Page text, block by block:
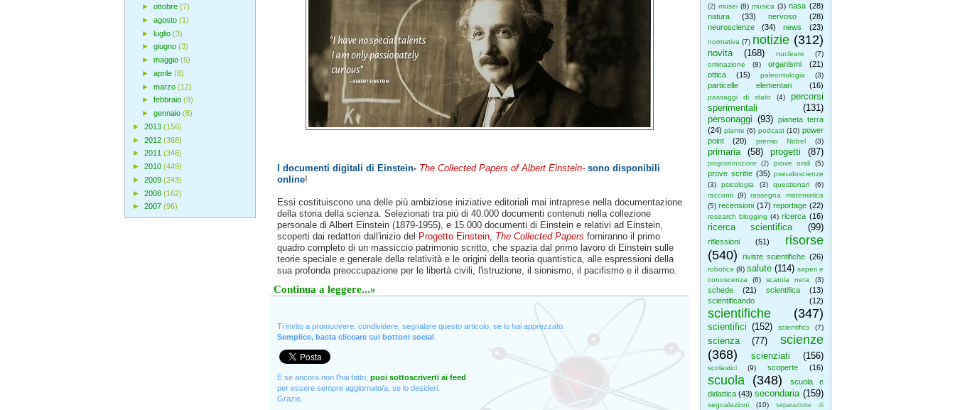
(2) musei (8) musica (3) nasa (28)
natura
(33) nervoso
(28)
neuroscienze
(34) news (23)
normativa (7) notizie (312)
novita (168) nucleare
(7)
ominazione
(8) organismi
(21)
ottica
(15) paleontologia (3)
particelle elementari (16)
passaggi di stato (4)
percorsi
sperimentali
(131)
personaggi (93)
pianeta terra
(24) piante (6) podcast (10) power
point
(20) premio Nobel (3)
primaria (58) progetti (87)
programmazione (2) prove orali (5)
prove scritte (35) pseudoscienze
(3)
psicologia (3) questionari
(6)
racconti (9) rassegna matematica
(5) recensioni (17) reportage (22)
research blogging (4) ricerca (16)
ricerca scientifica (99)
riflessioni (51)
risorse
(540)
riviste scientifiche (26)
robotica (8) salute (114) saperi e
conoscenza
(6) scatola nera (3)
schede (21) scientifica
(13)
scientificando
(12)
scientifiche (347)
scientifici (152) scientifico (7)
scienza (77)
scienze
(368)
scienziati (156)
scolastici (9) scoperte (16)
scuola (348)
scuola e
didattica (43) secondaria (159)
segnalazioni (10)
separazione di
I documenti digitali di Einstein- The Collected Papers of Albert Einstein- sono disponibili
online!
Essi costituiscono una delle più ambiziose iniziative editoriali mai intraprese nella documentazione
della storia della scienza. Selezionati tra più di 40.000 documenti contenuti nella collezione
personale di Albert Einstein (1879-1955), e 15.000 documenti di Einstein e relativi ad Einstein,
scoperti dai redattori dall'inizio del Progetto Einstein, The Collected Papers forniranno il primo
quadro completo di un massiccio patrimonio scritto, che spazia dal primo lavoro di Einstein sulle
teorie speciale e generale della relatività e le origini della teoria quantistica, alle espressioni della
sua profonda preoccupazione per le libertà civili, l'istruzione, il sionismo, il pacifismo e il disarmo.
Continua a leggere...»
Ti invito a promuovere, condividere, segnalare questo articolo, se lo hai apprezzato.
Semplice, basta cliccare sui bottoni social.
E se ancora non l'hai fatto, puoi sottoscriverti ai feed
per essere sempre aggiornato/a, se lo desideri.
Grazie.
► ottobre (7)
► agosto (1)
► luglio (3)
► giugno (3)
► maggio (5)
► aprile (8)
► marzo (12)
► febbraio (9)
► gennaio (8)
► 2013 (156)
► 2012 (368)
► 2011 (346)
► 2010 (449)
► 2009 (243)
► 2008 (162)
► 2007 (96)